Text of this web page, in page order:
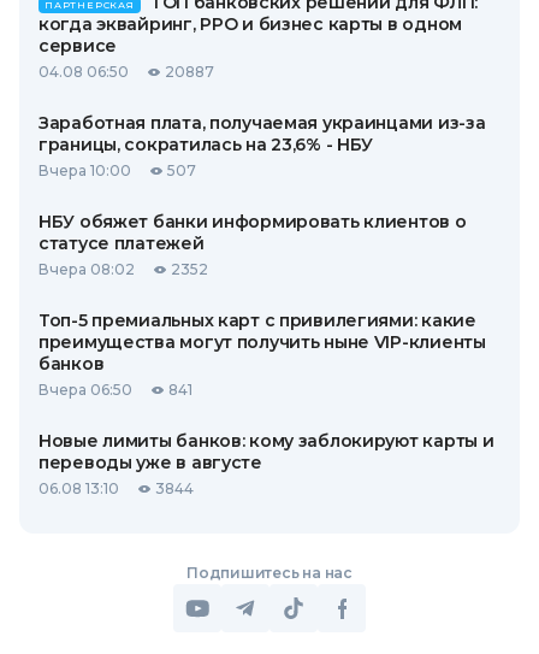
ПАРТНЕРСКАЯ
когда эквайринг, РРО и бизнес карты в одном
сервисе
04.08 06:50 20887
Заработная плата, получаемая украинцами из-за
границы, сократилась на 23,6% - НБУ
Вчера 10:00 507
НБУ обяжет банки информировать клиентов о
статусе платежей
Вчера 08:02 2352
Топ-5 премиальных карт с привилегиями: какие
преимущества могут получить ныне VIP-клиенты
банков
Вчера 06:50 841
Новые лимиты банков: кому заблокируют карты и
переводы уже в августе
06.08 13:10 3844
Подпишитесь на нас